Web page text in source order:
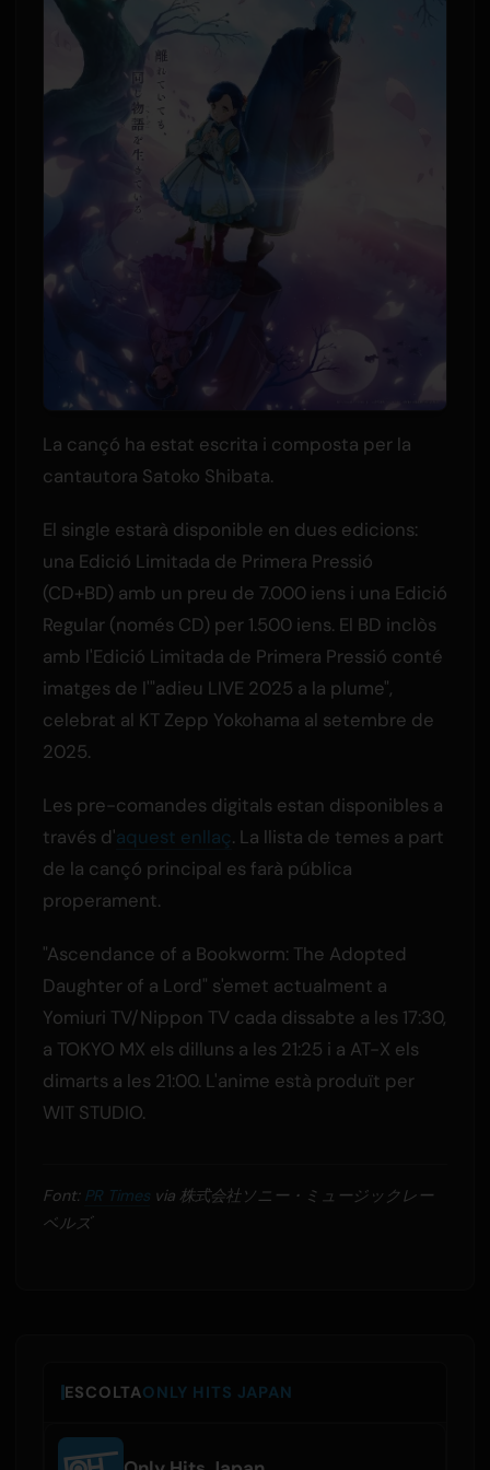
La cançó ha estat escrita i composta per la
cantautora Satoko Shibata.
El single estarà disponible en dues edicions:
una Edició Limitada de Primera Pressió
(CD+BD) amb un preu de 7.000 iens i una Edició
Regular (només CD) per 1.500 iens. El BD inclòs
amb l'Edició Limitada de Primera Pressió conté
imatges de l'"adieu LIVE 2025 a la plume",
celebrat al KT Zepp Yokohama al setembre de
2025.
Les pre-comandes digitals estan disponibles a
través d'aquest enllaç. La llista de temes a part
de la cançó principal es farà pública
properament.
"Ascendance of a Bookworm: The Adopted
Daughter of a Lord" s'emet actualment a
Yomiuri TV/Nippon TV cada dissabte a les 17:30,
a TOKYO MX els dilluns a les 21:25 i a AT-X els
dimarts a les 21:00. L'anime està produït per
WIT STUDIO.
Font: PR Timesvia 株式会社ソニー・ミュージックレー
ベルズ
ESCOLTAONLY HITS JAPAN